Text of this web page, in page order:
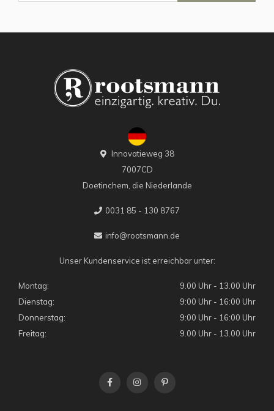
Innovatieweg 38
7007CD
Doetinchem, die Niederlande
0031 85 - 130 8767
info@rootsmann.de
Unser Kundenservice ist erreichbar unter:
Montag:
9.00 Uhr - 13.00 Uhr
Dienstag:
9:00 Uhr - 16:00 Uhr
Donnerstag:
9:00 Uhr - 16:00 Uhr
Freitag:
9.00 Uhr - 13.00 Uhr